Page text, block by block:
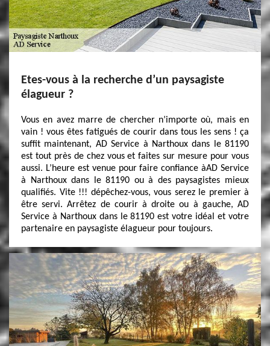
Etes-vous à la recherche d’un paysagiste
élagueur ?
Vous en avez marre de chercher n’importe où, mais en
vain ! vous êtes fatigués de courir dans tous les sens ! ça
suffit maintenant, AD Service à Narthoux dans le 81190
est tout près de chez vous et faites sur mesure pour vous
aussi. L’heure est venue pour faire confiance àAD Service
à Narthoux dans le 81190 ou à des paysagistes mieux
qualifiés. Vite !!! dépêchez-vous, vous serez le premier à
être servi. Arrêtez de courir à droite ou à gauche, AD
Service à Narthoux dans le 81190 est votre idéal et votre
partenaire en paysagiste élagueur pour toujours.